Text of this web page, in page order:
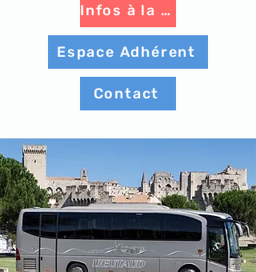
Contact
Espace Adhérent
Infos à la une